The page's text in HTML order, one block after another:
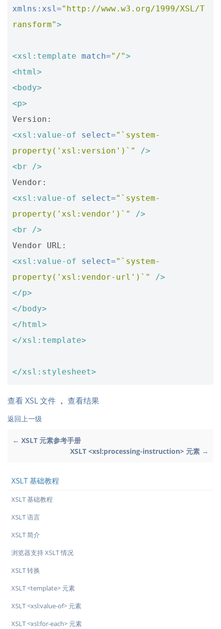
xmlns:xsl="http://www.w3.org/1999/XSL/T
ransform">
<xsl:template match="/">
<html>
<body>
<p>
<xsl:value-of
select="`system-
property('xsl:version')`"
/>
<br
/>
<xsl:value-of
select="`system-
property('xsl:vendor')`"
/>
<br
/>
<xsl:value-of
select="`system-
property('xsl:vendor-url')`"
/>
</p>
</body>
</html>
</xsl:template>
</xsl:stylesheet>
查看 XSL 文件 ， 查看结果
返回上一级
← XSLT 元素参考手册
XSLT <xsl:processing-instruction> 元素 →
XSLT 基础教程
XSLT 基础教程
XSLT 语言
XSLT 简介
浏览器支持 XSLT 情况
XSLT 转换
XSLT <template> 元素
XSLT <xsl:value-of> 元素
XSLT <xsl:for-each> 元素